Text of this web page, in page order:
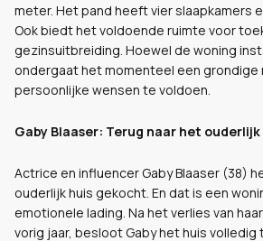
meter. Het pand heeft vier slaapkamers
Ook biedt het voldoende ruimte voor
gezinsuitbreiding. Hoewel de woning
ondergaat het momenteel een grondige
persoonlijke wensen te voldoen.
Gaby Blaaser: Terug naar het ouderlijk
Actrice en influencer Gaby Blaaser (38)
ouderlijk huis gekocht. En dat is een
emotionele lading. Na het verlies van
vorig jaar, besloot Gaby het huis volledig